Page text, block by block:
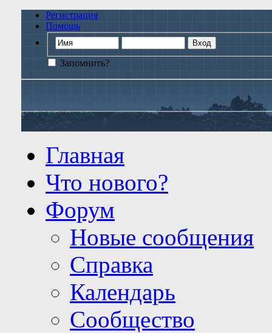
Регистрация
Помощь
Запомнить?
Главная
Что нового?
Форум
Новые сообщения
Справка
Календарь
Сообщество